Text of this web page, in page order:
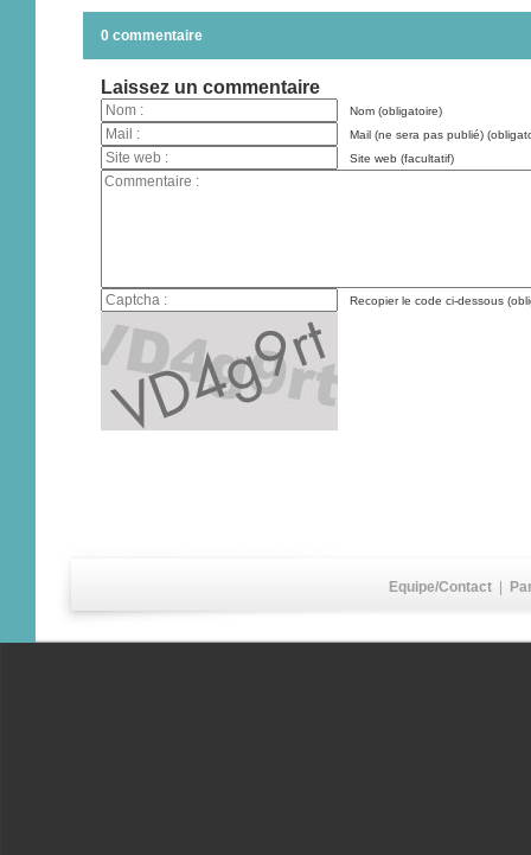
0 commentaire
Laissez un commentaire
Nom (obligatoire)
Mail (ne sera pas publié)
Site web (facultatif)
Recopier le code ci-dessous
Equipe/Contact